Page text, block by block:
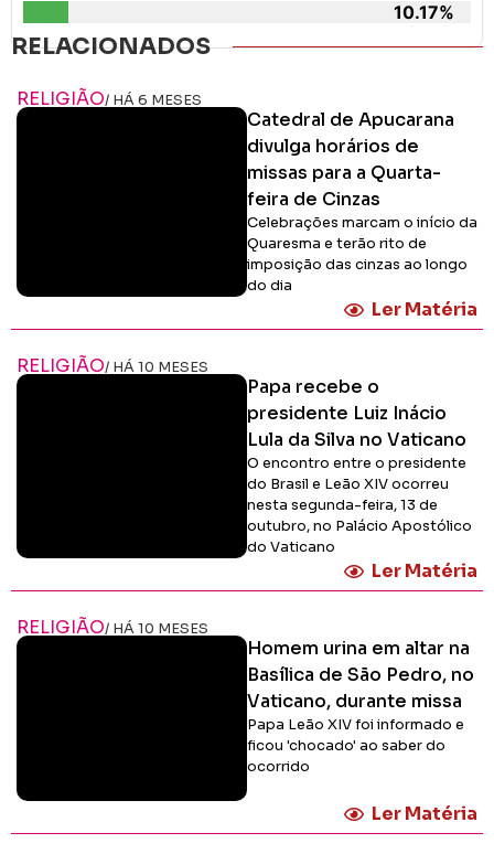
10.17%
RELACIONADOS
RELIGIÃO/ HÁ 6 MESES
Catedral de Apucarana
divulga horários de
missas para a Quarta-
feira de Cinzas
Celebrações marcam o início da
Quaresma e terão rito de
imposição das cinzas ao longo
do dia
Ler Matéria
RELIGIÃO/ HÁ 10 MESES
Papa recebe o
presidente Luiz Inácio
Lula da Silva no Vaticano
O encontro entre o presidente
do Brasil e Leão XIV ocorreu
nesta segunda-feira, 13 de
outubro, no Palácio Apostólico
do Vaticano
Ler Matéria
RELIGIÃO/ HÁ 10 MESES
Homem urina em altar na
Basílica de São Pedro, no
Vaticano, durante missa
Papa Leão XIV foi informado e
ficou 'chocado' ao saber do
ocorrido
Ler Matéria